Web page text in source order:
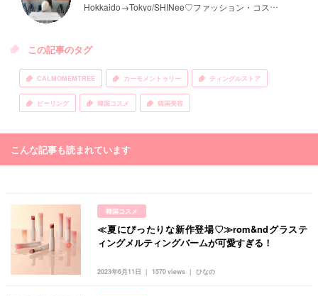
Hokkaido→Tokyo/SHINee♡ファッション・コスメ・美容系の記事が得意です◎ワーホリで韓国留学してたので質問などはお気軽にDMください( ¨̮ )
この記事のタグ
CALMOMEMTREE カーモメントゥリー ティングルストア
ピーリング 韓国コスメ 韓国美容
こんな記事も読まれています
韓国コスメ
2023年6月11日 ひなの
1570 views
≪夏にぴったりな新作登場♡≫rom&ndグラステ
ィングメルティングバームが可愛すぎる！